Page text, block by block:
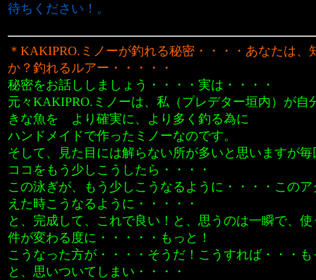
待ちください！。
＊ KAKIPRO.ミノーが釣れる秘密 ・・・・あなたは、
か？釣れるルアー・・・・・
秘密をお話ししましょう・・・・実は・・・・
元々KAKIPRO.ミノーは、私（プレデター垣内）が自
きな魚を より確実に、より多く釣る為に
ハンドメイドで作ったミノーなのです。
そして、見た目には解らない所が多いと思いますが
ココをもう少しこうしたら・・・・
この泳ぎが、もう少しこうなるように・・・・この
えた時こうなるように・・・・・
と、完成して、これで良い！と、思うのは一瞬で、
件が変わる度に・・・・・もっと！
こうなった方が・・・・そうだ！こうすれば・・・
と、思いついてしまい・・・・